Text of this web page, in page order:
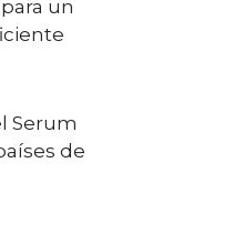
un
Serum
de